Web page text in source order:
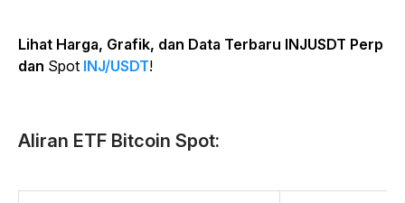
Lihat Harga, Grafik, dan Data Terbaru INJUSDT Perp
dan Spot INJ/USDT!
Aliran ETF Bitcoin Spot: